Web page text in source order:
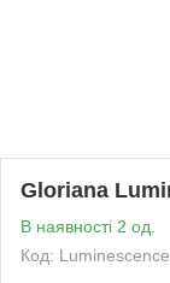
Gloriana
В наявності 2 од.
Код: